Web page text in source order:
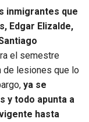
inmigrantes que
Edgar Elizalde,
el semestre
de lesiones que lo
ya se
y todo apunta a
hasta